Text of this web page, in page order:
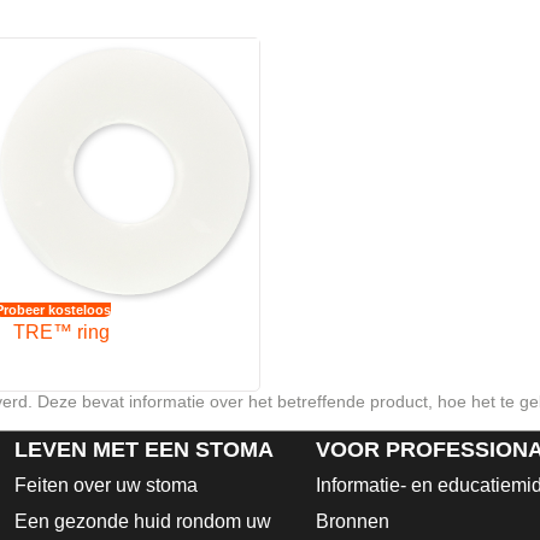
erkenning ontvangen van de Skin Health Alliance,
producten gebruiken.
komt te liggen
de flens van de huidplaat goed aansluit op de ring van het
wordt aangesloten
aan te brengen en de druk op de buik te beperken
in de huidplaat
kosteloos
TRE™ ring
Deze bevat informatie over het betreffende product, hoe het te
LEVEN MET EEN STOMA
Feiten over uw stoma
Een gezonde huid rondom uw
VOOR
Informatie- en
Bronnen